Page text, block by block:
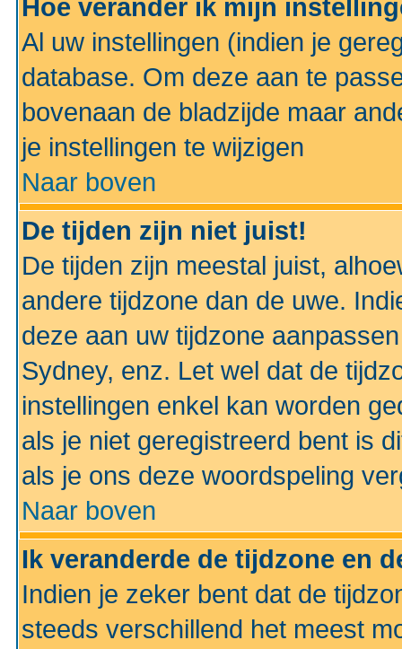
Hoe verander ik mijn
Al uw instellingen (indien je
database. Om deze aan te
bovenaan de bladzijde maar
je instellingen te wijzigen
Naar boven
De tijden zijn niet juist!
De tijden zijn meestal juist,
andere tijdzone dan de uwe.
deze aan uw tijdzone
Sydney, enz. Let wel dat de
instellingen enkel kan worden
als je niet geregistreerd bent is
als je ons deze woordspeling
Naar boven
Ik veranderde de tijdzone en
Indien je zeker bent dat de
steeds verschillend het meest